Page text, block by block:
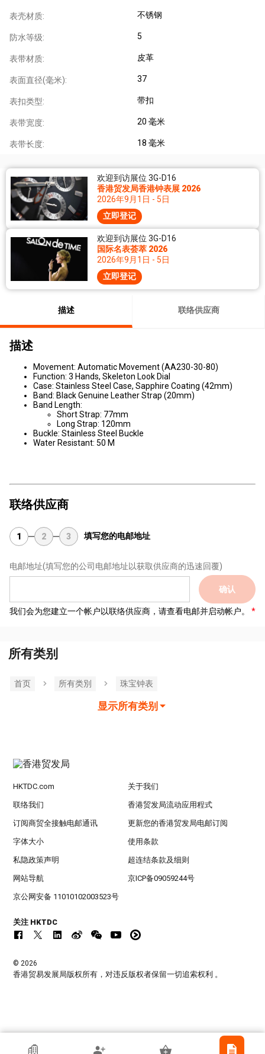
表壳材质: 不锈钢
防水等级: 5
表带材质: 皮革
表面直径(毫米): 37
表扣类型: 带扣
表带宽度: 20 毫米
表带长度: 18 毫米
欢迎到访展位 3G-D16
香港贸发局香港钟表展 2026
2026年9月1日 - 5日
立即登记
欢迎到访展位 3G-D16
国际名表荟萃 2026
2026年9月1日 - 5日
立即登记
描述 联络供应商
描述
Movement: Automatic Movement (AA230-30-80)
Function: 3 Hands, Skeleton Look Dial
Case: Stainless Steel Case, Sapphire Coating (42mm)
Band: Black Genuine Leather Strap (20mm)
Band Length:
Short Strap: 77mm
Long Strap: 120mm
Buckle: Stainless Steel Buckle
Water Resistant: 50 M
联络供应商
1 2 3 填写您的电邮地址
电邮地址(填写您的公司电邮地址以获取供应商的迅速回覆)
确认
我们会为您建立一个帐户以联络供应商，请查看电邮并启动帐户。
所有类别
首页 所有类別 珠宝钟表
显示所有类别
香港贸发局参展商
HKTDC.com 关于我们
联络我们 香港贸发局流动应用程式
订阅商贸全接触电邮通讯 更新您的香港贸发局电邮订阅
字体大小 使用条款
私隐政策声明 超连结条款及细则
网站导航 京ICP备09059244号
京公网安备 11010102003523号
关注 HKTDC
© 2026
香港贸易发展局版权所有，对违反版权者保留一切追索权利 。